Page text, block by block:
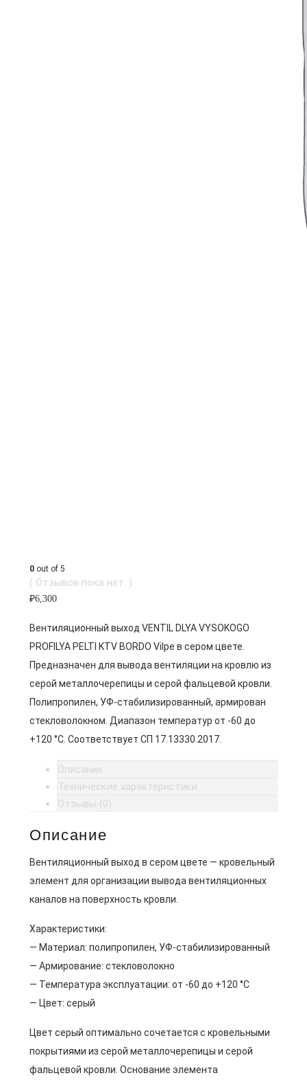
0 out of 5
( Отзывов пока нет. )
₽6,300
Вентиляционный выход VENTIL DLYA VYSOKOGO
PROFILYA PELTI KTV BORDO Vilpe в сером цвете.
Предназначен для вывода вентиляции на кровлю из
серой металлочерепицы и серой фальцевой кровли.
Полипропилен, УФ-стабилизированный, армирован
стекловолокном. Диапазон температур от -60 до
+120 °C. Соответствует СП 17.13330.2017.
Описание
Технические характеристики
Отзывы (0)
Описание
Вентиляционный выход в сером цвете — кровельный
элемент для организации вывода вентиляционных
каналов на поверхность кровли.
Характеристики:
— Материал: полипропилен, УФ-стабилизированный
— Армирование: стекловолокно
— Температура эксплуатации: от -60 до +120 °C
— Цвет: серый
Цвет серый оптимально сочетается с кровельными
покрытиями из серой металлочерепицы и серой
фальцевой кровли. Основание элемента